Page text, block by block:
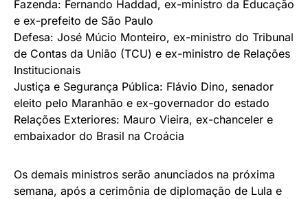
Fazenda: Fernando Haddad, ex-ministro da Educação
e ex-prefeito de São Paulo
Defesa: José Múcio Monteiro, ex-ministro do Tribunal
de Contas da União (TCU) e ex-ministro de Relações
Institucionais
Justiça e Segurança Pública: Flávio Dino, senador
eleito pelo Maranhão e ex-governador do estado
Relações Exteriores: Mauro Vieira, ex-chanceler e
embaixador do Brasil na Croácia
Os demais ministros serão anunciados na próxima
semana, após a cerimônia de diplomação de Lula e